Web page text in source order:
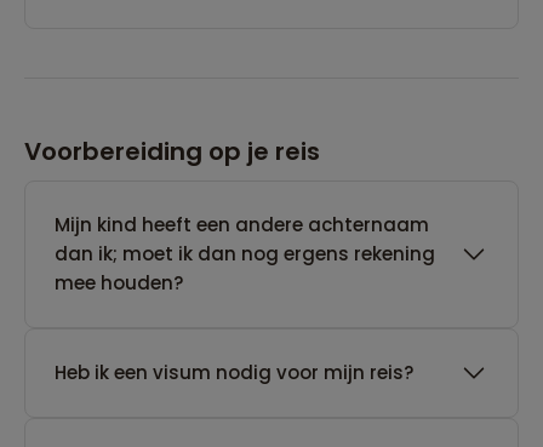
Voorbereiding op je reis
Mijn kind heeft een andere achternaam
dan ik; moet ik dan nog ergens rekening
mee houden?
Heb ik een visum nodig voor mijn reis?